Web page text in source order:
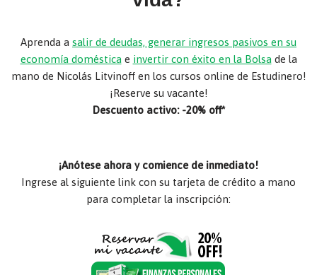
Aprenda a salir de deudas, generar ingresos pasivos en su
economía doméstica e invertir con éxito en la Bolsa de la
mano de Nicolás Litvinoff en los cursos online de Estudinero!
¡Reserve su vacante!
Descuento activo: -20% off*
¡Anótese ahora y comience de inmediato!
Ingrese al siguiente link con su tarjeta de crédito a mano
para completar la inscripción: